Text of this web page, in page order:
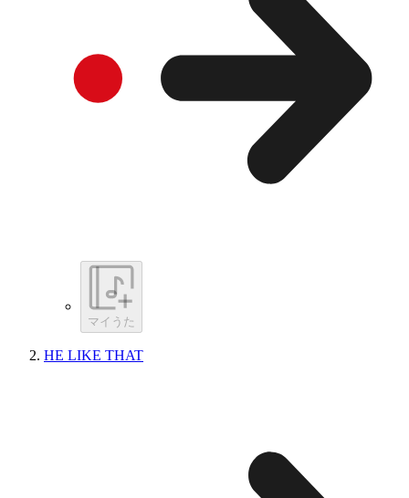
マイうた
HE LIKE THAT